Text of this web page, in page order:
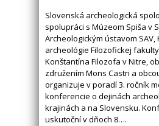
Slovenská archeologická
spolupráci s Múzeom Spiša v
Archeologickým ústavom SAV,
archeológie Filozofickej
Konštantína Filozofa v Nitre,
združením Mons Castri a
organizuje v poradí 3. ročník
konferencie o dejinách
krajinách a na Slovensku.
uskutoční v dňoch 8….